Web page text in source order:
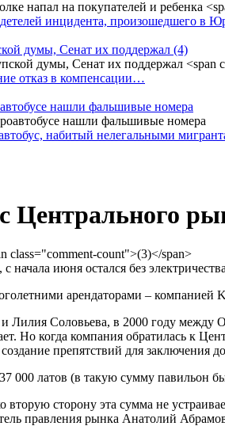
инцидента, произошедшего в
думы, Сенат их поддержал (4)
отказ в компенсации…
нашли фальшивые номера
набитый нелегальными
июня остался без
арендаторами –
Соловьева, в 2000 году
Но когда компания обратилась к
препятствий для заключения
000 латов (в такую сумму павильон
сторону эта сумма не
правления рынка Анатолий